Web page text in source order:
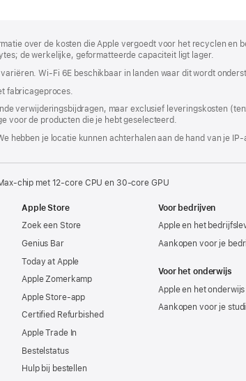
over de kosten die Apple vergoedt voor het recyclen en
de werkelijke, geformatteerde capaciteit ligt lager.
Wi-Fi 6E beschikbaar in landen waar dit wordt
fabricageproces.
verwijderingsbijdragen, maar exclusief leveringskosten
voor de producten die je hebt geselecteerd.
hebben je locatie kunnen achterhalen aan de hand van je
chip met 12‑core CPU en 30‑core GPU
Apple Store
Zoek een Store
Genius Bar
Today at Apple
Apple Zomerkamp
Apple Store-app
Certified Refurbished
Apple Trade In
Bestelstatus
Hulp bij bestellen
Voor bedrijven
Apple en het
Aankopen voor je
Voor het onderwijs
Apple en het onderwijs
Aankopen voor je